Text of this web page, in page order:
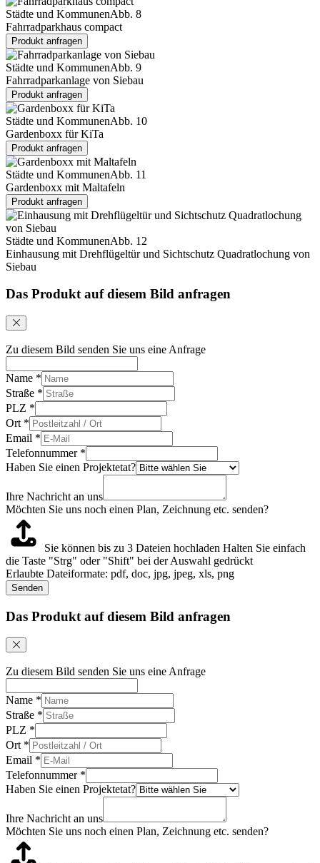
Städte und KommunenAbb. 8
Fahrradparkhaus compact
Produkt anfragen
Städte und KommunenAbb. 9
Fahrradparkanlage von Siebau
Produkt anfragen
Städte und KommunenAbb. 10
Gardenboxx für KiTa
Produkt anfragen
Städte und KommunenAbb. 11
Gardenboxx mit Maltafeln
Produkt anfragen
Städte und KommunenAbb. 12
Einhausung mit Drehflügeltür und Sichtschutz Quadratlochung von
Siebau
Das Produkt auf diesem Bild anfragen
Zu diesem Bild senden Sie uns eine Anfrage
Name *
Straße *
PLZ *
Ort *
Email *
Telefonnummer *
Haben Sie einen Projektetat?
Ihre Nachricht an uns
Möchten Sie uns noch einen Plan, Zeichnung etc. senden?
Sie können bis zu 3 Dateien hochladen Halten Sie einfach
die Taste "Strg" oder "Shift" bei der Auswahl gedrückt
Erlaubte Dateiformate: pdf, doc, jpg, jpeg, xls, png
Senden
Das Produkt auf diesem Bild anfragen
Zu diesem Bild senden Sie uns eine Anfrage
Name *
Straße *
PLZ *
Ort *
Email *
Telefonnummer *
Haben Sie einen Projektetat?
Ihre Nachricht an uns
Möchten Sie uns noch einen Plan, Zeichnung etc. senden?